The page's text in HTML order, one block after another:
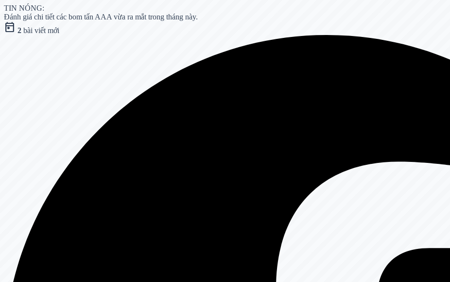
TIN NÓNG:
Đánh giá chi tiết các bom tấn AAA vừa ra mắt trong tháng này.
today 2 bài viết mới